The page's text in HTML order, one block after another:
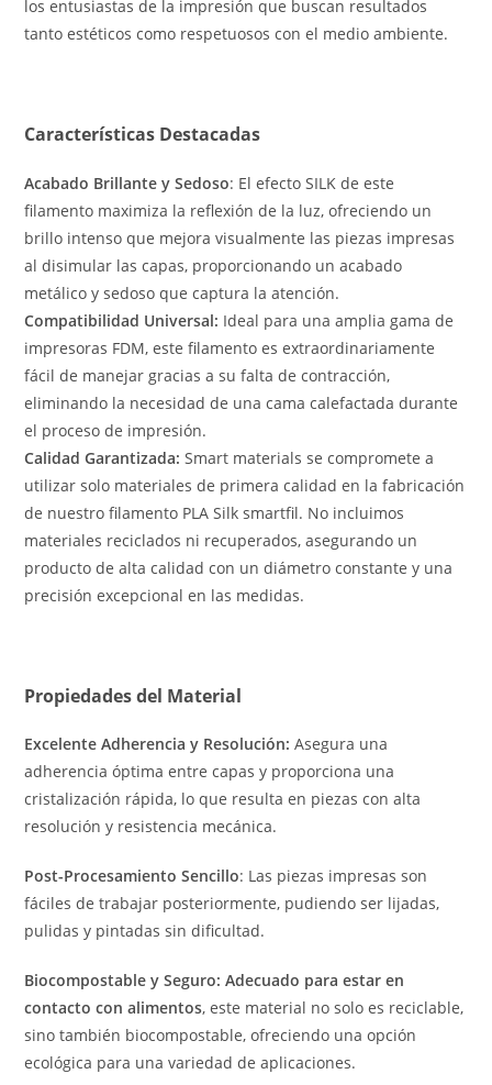
los entusiastas de la impresión que buscan resultados
tanto estéticos como respetuosos con el medio ambiente.
Características Destacadas
Acabado Brillante y Sedoso: El efecto SILK de este
filamento maximiza la reflexión de la luz, ofreciendo un
brillo intenso que mejora visualmente las piezas impresas
al disimular las capas, proporcionando un acabado
metálico y sedoso que captura la atención.
Compatibilidad Universal: Ideal para una amplia gama de
impresoras FDM, este filamento es extraordinariamente
fácil de manejar gracias a su falta de contracción,
eliminando la necesidad de una cama calefactada durante
el proceso de impresión.
Calidad Garantizada: Smart materials se compromete a
utilizar solo materiales de primera calidad en la fabricación
de nuestro filamento PLA Silk smartfil. No incluimos
materiales reciclados ni recuperados, asegurando un
producto de alta calidad con un diámetro constante y una
precisión excepcional en las medidas.
Propiedades del Material
Excelente Adherencia y Resolución: Asegura una
adherencia óptima entre capas y proporciona una
cristalización rápida, lo que resulta en piezas con alta
resolución y resistencia mecánica.
Post-Procesamiento Sencillo: Las piezas impresas son
fáciles de trabajar posteriormente, pudiendo ser lijadas,
pulidas y pintadas sin dificultad.
Biocompostable y Seguro: Adecuado para estar en
contacto con alimentos, este material no solo es reciclable,
sino también biocompostable, ofreciendo una opción
ecológica para una variedad de aplicaciones.